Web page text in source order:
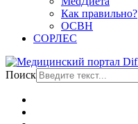
Как правильно?
ОСВН
СОРЛЕС
Поиск